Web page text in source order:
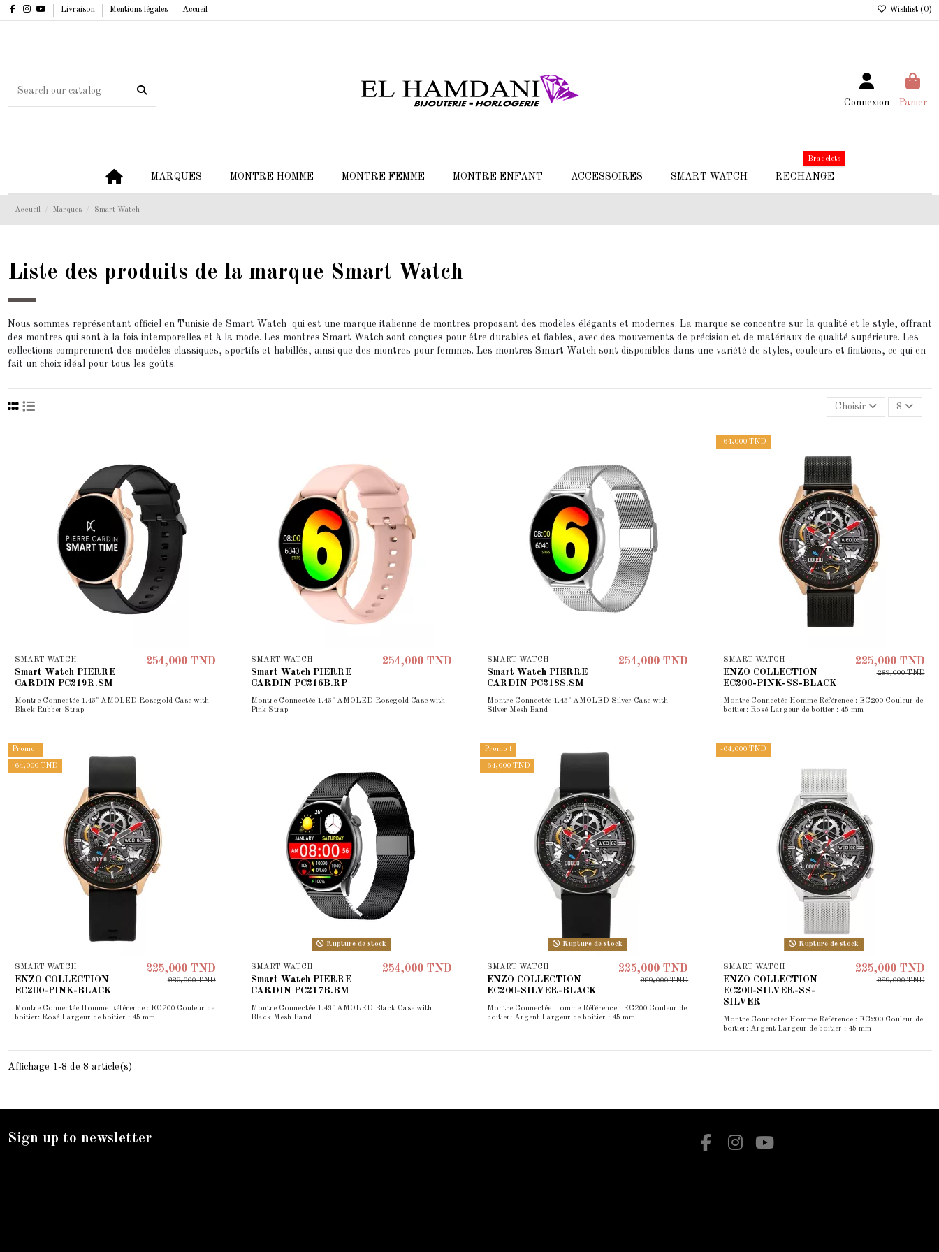
Livraison Mentions légales Accueil Wishlist (0)
Connexion Panier
MARQUES MONTRE HOMME MONTRE FEMME MONTRE ENFANT ACCESSOIRES SMART WATCH RECHANGE
Bracelets
Accueil Marques Smart Watch
Liste des produits de la marque Smart Watch
Nous sommes représentant officiel en Tunisie de Smart Watch qui est une marque italienne de montres proposant des modèles élégants et modernes. La marque se concentre sur la qualité et le style, offrant
des montres qui sont à la fois intemporelles et à la mode. Les montres Smart Watch sont conçues pour être durables et fiables, avec des mouvements de précision et de matériaux de qualité supérieure. Les
collections comprennent des modèles classiques, sportifs et habillés, ainsi que des montres pour femmes. Les montres Smart Watch sont disponibles dans une variété de styles, couleurs et finitions, ce qui en
fait un choix idéal pour tous les goûts.
Choisir 8
SMART WATCH
Smart Watch PIERRE
CARDIN PC219R.SM
254,000 TND
Montre Connectée 1.43" AMOLED Rosegold Case with
Black Rubber Strap
SMART WATCH
Smart Watch PIERRE
CARDIN PC216B.RP
254,000 TND
Montre Connectée 1.43" AMOLED Rosegold Case with
Pink Strap
SMART WATCH
Smart Watch PIERRE
CARDIN PC218S.SM
254,000 TND
Montre Connectée 1.43" AMOLED Silver Case with
Silver Mesh Band
-64,000 TND
SMART WATCH
ENZO COLLECTION
EC200-PINK-SS-BLACK
225,000 TND
289,000 TND
Montre Connectée Homme Référence : EC200 Couleur de
boitier: Rosé Largeur de boitier : 45 mm
Promo !
-64,000 TND
SMART WATCH
ENZO COLLECTION
EC200-PINK-BLACK
225,000 TND
289,000 TND
Montre Connectée Homme Référence : EC200 Couleur de
boitier: Rosé Largeur de boitier : 45 mm
Rupture de stock
SMART WATCH
Smart Watch PIERRE
CARDIN PC217B.BM
254,000 TND
Montre Connectée 1.43" AMOLED Black Case with
Black Mesh Band
Promo !
-64,000 TND
Rupture de stock
SMART WATCH
ENZO COLLECTION
EC200-SILVER-BLACK
225,000 TND
289,000 TND
Montre Connectée Homme Référence : EC200 Couleur de
boitier: Argent Largeur de boitier : 45 mm
-64,000 TND
Rupture de stock
SMART WATCH
ENZO COLLECTION
EC200-SILVER-SS-
SILVER
225,000 TND
289,000 TND
Montre Connectée Homme Référence : EC200 Couleur de
boitier: Argent Largeur de boitier : 45 mm
Affichage 1-8 de 8 article(s)
Sign up to newsletter